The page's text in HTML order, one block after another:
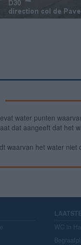
water punten
dat aangeeft dat het
waarvan het water
WC in